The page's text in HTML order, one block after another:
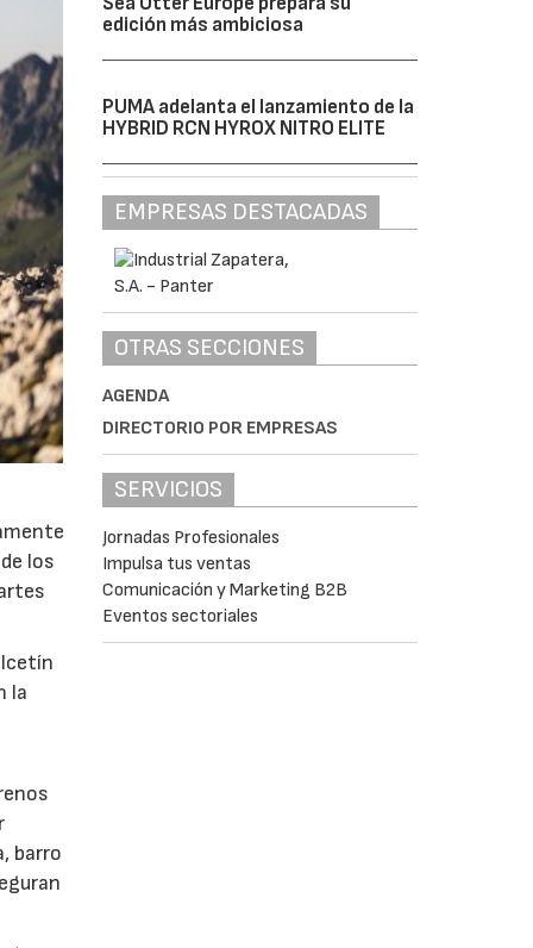
los
la
barro
edición más ambiciosa
PUMA adelanta el lanzamiento de la
HYBRID RCN HYROX NITRO ELITE
EMPRESAS DESTACADAS
OTRAS SECCIONES
AGENDA
DIRECTORIO POR EMPRESAS
SERVICIOS
Jornadas Profesionales
Impulsa tus ventas
Comunicación y Marketing B2B
Eventos sectoriales